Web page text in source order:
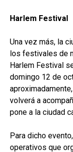
Harlem Festival
Una vez más, la
los festivales de
Harlem Festival
domingo 12 de
volverá a
pone a la ciudad
Para dicho
operativos que